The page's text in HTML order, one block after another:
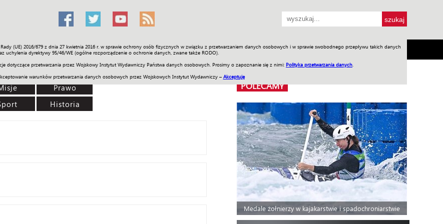
(UE) 2016/679 z dnia 27 kwietnia 2016 r. w sprawie ochrony osób fizycznych w związku z przetwarzaniem danych osobowych i w sprawie swobodnego przepływu takich danych
uchylenia dyrektywy 95/46/WE (ogólne rozporządzenie o ochronie danych, zwane także RODO).
dotyczące przetwarzania przez Wojskowy Instytut Wydawniczy Państwa danych osobowych. Prosimy o zapoznanie się z nimi: Polityka przetwarzania danych
warunków przetwarzania danych osobowych przez Wojskowych Instytut Wydawniczy – Akceptuję
Społeczność Sport Historia Galerie Wideo ENGLISH SKLEP Jednodniówki Praca w WIW
Prawo
Historia
POLECAMY
Medale żołnierzy w kajakarstwie i spadochroniarstwie